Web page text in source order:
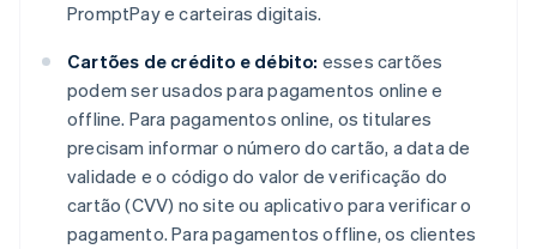
PromptPay e carteiras digitais.
Cartões de crédito e débito: esses cartões
podem ser usados para pagamentos online e
offline. Para pagamentos online, os titulares
precisam informar o número do cartão, a data de
validade e o código do valor de verificação do
cartão (CVV) no site ou aplicativo para verificar o
pagamento. Para pagamentos offline, os clientes